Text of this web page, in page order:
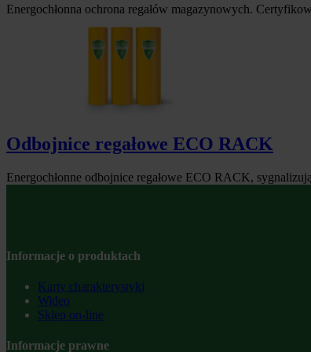
Energochłonna ochrona regałów magazynowych.
Odbojnice regałowe ECO RACK
Energochłonne odbojnice regałowe ECO RACK,
Informacje o produktach
Karty charakterystyki
Wideo
Sklep on-line
Informacje prawne